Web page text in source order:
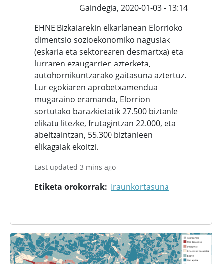
Gaindegia, 2020-01-03 - 13:14
EHNE Bizkaiarekin elkarlanean Elorrioko
dimentsio sozioekonomiko nagusiak
(eskaria eta sektorearen desmartxa) eta
lurraren ezaugarrien azterketa,
autohornikuntzarako gaitasuna aztertuz.
Lur egokiaren aprobetxamendua
mugaraino eramanda, Elorrion
sortutako barazkietatik 27.500 biztanle
elikatu litezke, frutagintzan 22.000, eta
abeltzaintzan, 55.300 biztanleen
elikagaiak ekoitzi.
Last updated 3 mins ago
Etiketa orokorrak Iraunkortasuna